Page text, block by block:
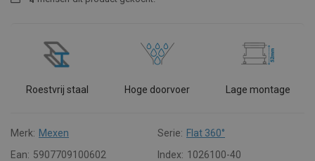
Roestvrij staal Hoge doorvoer Lage montage
Merk: Mexen Serie: Flat 360°
Ean: 5907709100602 Index: 1026100-40